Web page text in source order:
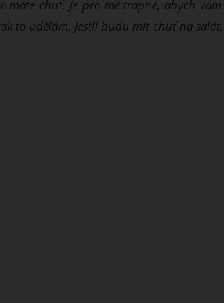
máte chuť. Je pro mě trapné, abych
to udělám. Jestli budu mít chuť na